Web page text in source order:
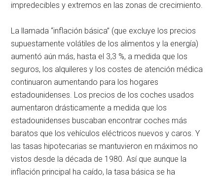
impredecibles y extremos en las zonas de crecimiento.
La llamada “inflación básica” (que excluye los precios
supuestamente volátiles de los alimentos y la energía)
aumentó aún más, hasta el 3,3 %, a medida que los
seguros, los alquileres y los costes de atención médica
continuaron aumentando para los hogares
estadounidenses. Los precios de los coches usados
aumentaron drásticamente a medida que los
estadounidenses buscaban encontrar coches más
baratos que los vehículos eléctricos nuevos y caros. Y
las tasas hipotecarias se mantuvieron en máximos no
vistos desde la década de 1980. Así que aunque la
inflación principal ha caído, la tasa básica se ha